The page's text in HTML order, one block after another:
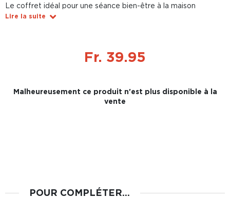
Le coffret idéal pour une séance bien-être à la maison
Lire la suite
Fr. 39.95
Malheureusement ce produit n'est plus disponible à la
vente
POUR COMPLÉTER...